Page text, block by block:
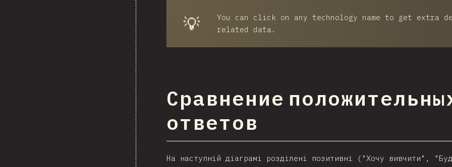
💡
You can click on any technology name to get
related data.
Сравнение
ответов
На наступній діаграмі розділені позитивні ("Хочу вивчити",